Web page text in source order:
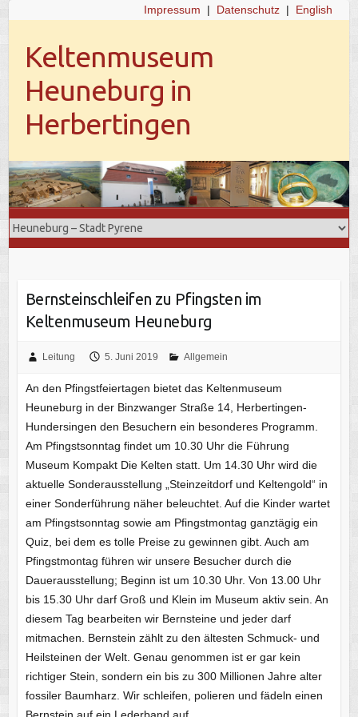
Impressum | Datenschutz| English
Keltenmuseum
Heuneburg in
Herbertingen
Bernsteinschleifen zu Pfingsten im
Keltenmuseum Heuneburg
Leitung 5. Juni 2019 Allgemein
An den Pfingstfeiertagen bietet das Keltenmuseum
Heuneburg in der Binzwanger Straße 14, Herbertingen-
Hundersingen den Besuchern ein besonderes Programm.
Am Pfingstsonntag findet um 10.30 Uhr die Führung
Museum Kompakt Die Kelten statt. Um 14.30 Uhr wird die
aktuelle Sonderausstellung „Steinzeitdorf und Keltengold“ in
einer Sonderführung näher beleuchtet. Auf die Kinder wartet
am Pfingstsonntag sowie am Pfingstmontag ganztägig ein
Quiz, bei dem es tolle Preise zu gewinnen gibt. Auch am
Pfingstmontag führen wir unsere Besucher durch die
Dauerausstellung; Beginn ist um 10.30 Uhr. Von 13.00 Uhr
bis 15.30 Uhr darf Groß und Klein im Museum aktiv sein. An
diesem Tag bearbeiten wir Bernsteine und jeder darf
mitmachen. Bernstein zählt zu den ältesten Schmuck- und
Heilsteinen der Welt. Genau genommen ist er gar kein
richtiger Stein, sondern ein bis zu 300 Millionen Jahre alter
fossiler Baumharz. Wir schleifen, polieren und fädeln einen
Bernstein auf ein Lederband auf.